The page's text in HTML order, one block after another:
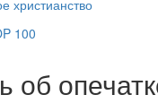
об